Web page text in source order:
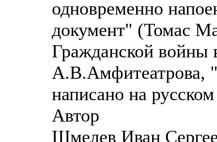
одновременно
документ" (Томас
Гражданской
А.В.Амфитеатрова,
написано на
Автор
Шмелев Иван